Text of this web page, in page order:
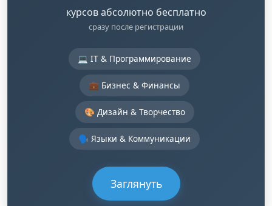
курсов абсолютно бесплатно
сразу после регистрации
💻 IT & Программирование
💼 Бизнес & Финансы
🎨 Дизайн & Творчество
🗣️ Языки & Коммуникации
Заглянуть